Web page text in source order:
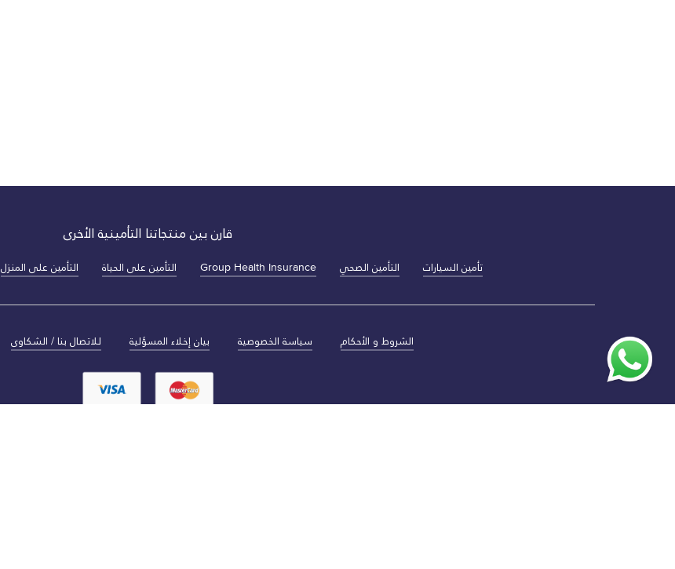
قارن بين منتجاتنا التأمينية الأخرى
تأمين السيارات التأمين الصحي Group Health Insurance التأمين على الحياة التأمين على المنزل
الشروط و الأحكام سياسة الخصوصية بيان إخلاء المسؤلية للاتصال بنا / الشكاوى